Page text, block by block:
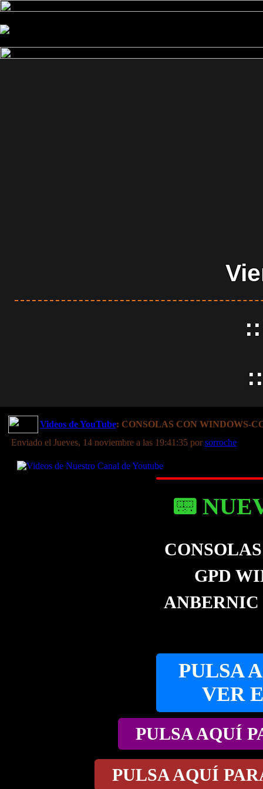
::
::
Videos de YouTube: CONSOLAS CON WINDOWS-
Enviado el Jueves, 14 noviembre a las 19:41:35 por sorroche
📟
GPD
PULSA
VER
PULSA AQUÍ
PULSA AQUÍ